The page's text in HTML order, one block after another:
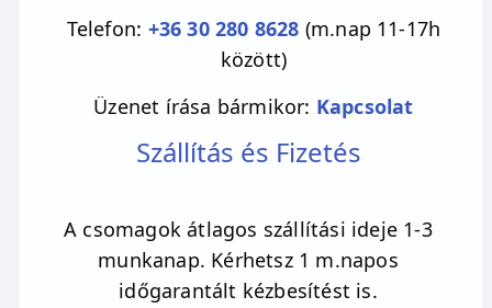
stresszes helyzetekben is higgadtságra
tanítja. Segít megbékélni önmagunkkal és a
világgal, elmélyíti az önmagunk iránti és a
felebaráti szeretetet. Az önszeretet és a
magabiztosság megerősítése mellett életünk
önálló irányítására ösztönöz. Támogatja
anyagi világhoz kötődő cél. Felkészít a
megérzések befogadására. Sokan állítják a
howlitról, hogy segít a fogyókúrázóknak,
Telefon: +36 30 280 8628 (m.nap 11-17h
között)
Üzenet írása bármikor: Kapcsolat
Szállítás és Fizetés
A csomagok átlagos szállítási ideje 1-3
munkanap. Kérhetsz 1 m.napos
időgarantált kézbesítést is.